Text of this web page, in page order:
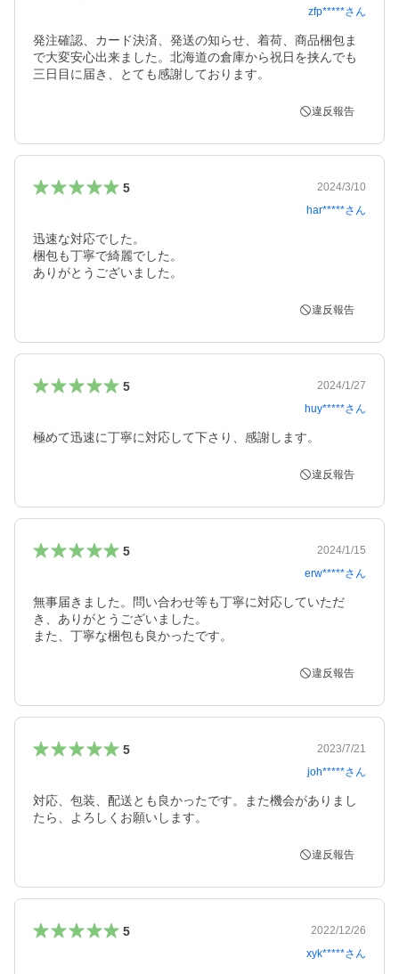
zfp*****さん
発注確認、カード決済、発送の知らせ、着荷、商品梱包ま
で大変安心出来ました。北海道の倉庫から祝日を挟んでも
三日目に届き、とても感謝しております。
違反報告
5
2024/3/10
har*****さん
迅速な対応でした。
梱包も丁寧で綺麗でした。
ありがとうございました。
違反報告
5
2024/1/27
huy*****さん
極めて迅速に丁寧に対応して下さり、感謝します。
違反報告
5
2024/1/15
erw*****さん
無事届きました。問い合わせ等も丁寧に対応していただ
き、ありがとうございました。
また、丁寧な梱包も良かったです。
違反報告
5
2023/7/21
joh*****さん
対応、包装、配送とも良かったです。また機会がありまし
たら、よろしくお願いします。
違反報告
5
2022/12/26
xyk*****さん